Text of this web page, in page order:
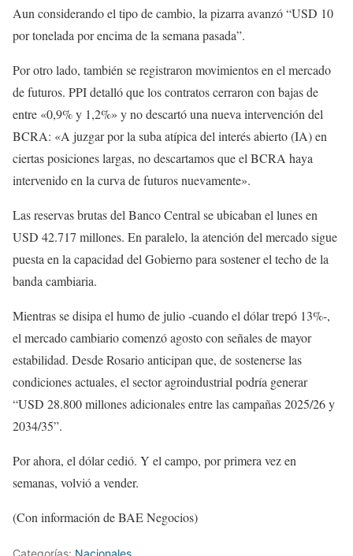
Aun considerando el tipo de cambio, la pizarra avanzó “USD 10
por tonelada por encima de la semana pasada”.
Por otro lado, también se registraron movimientos en el mercado
de futuros. PPI detalló que los contratos cerraron con bajas de
entre «0,9% y 1,2%» y no descartó una nueva intervención del
BCRA: «A juzgar por la suba atípica del interés abierto (IA) en
ciertas posiciones largas, no descartamos que el BCRA haya
intervenido en la curva de futuros nuevamente».
Las reservas brutas del Banco Central se ubicaban el lunes en
USD 42.717 millones. En paralelo, la atención del mercado sigue
puesta en la capacidad del Gobierno para sostener el techo de la
banda cambiaria.
Mientras se disipa el humo de julio -cuando el dólar trepó 13%-,
el mercado cambiario comenzó agosto con señales de mayor
estabilidad. Desde Rosario anticipan que, de sostenerse las
condiciones actuales, el sector agroindustrial podría generar
“USD 28.800 millones adicionales entre las campañas 2025/26 y
2034/35”.
Por ahora, el dólar cedió. Y el campo, por primera vez en
semanas, volvió a vender.
(Con información de BAE Negocios)
Categorías: Nacionales